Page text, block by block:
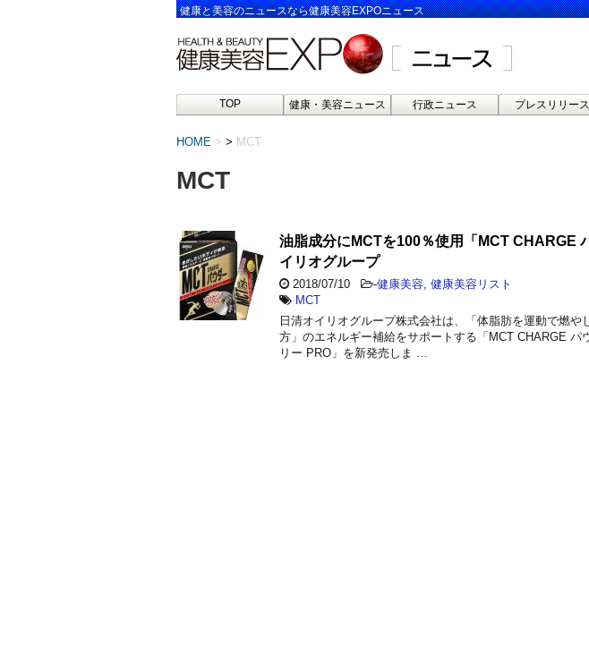
健康と美容のニュースなら健康美容EXPOニュース
TOP 健康・美容ニュース 行政ニュース プレスリリース
HOME > MCT
MCT
油脂成分にMCTを100％使用「MCT CHARGE
イリオグループ
2018/07/10 -健康美容 健康美容リスト
MCT
日清オイリオグループ株式会社は、「体脂肪を運動で燃や
方」のエネルギー補給をサポートする「MCT CHARGE パ
リー PRO」を新発売しま …